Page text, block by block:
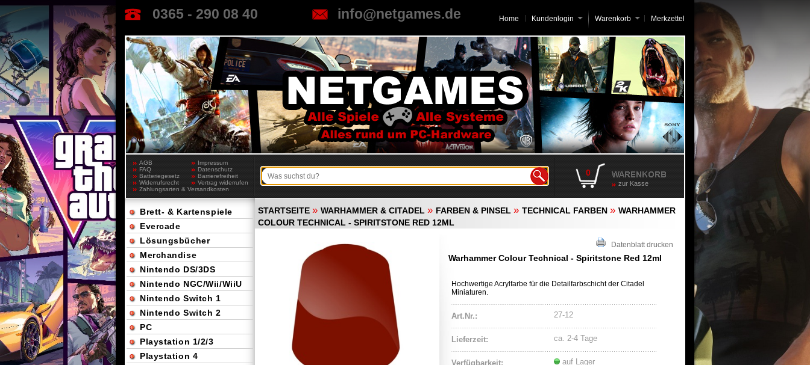
0365 - 290 08 40 info@netgames.de Home Kundenlogin Merkzettel
Warenkorb
AGB
Impressum
FAQ
Datenschutz
Batteriegesetz
Barrierefreiheit
Widerrufsrecht
Vertrag widerrufen
Zahlungsarten & Versandkosten
0
zur Kasse
STARTSEITE » WARHAMMER & CITADEL » FARBEN & PINSEL » TECHNICAL FARBEN » WARHAMMER
COLOUR TECHNICAL - SPIRITSTONE RED 12ML
Datenblatt drucken
Warhammer Colour Technical - Spiritstone Red 12ml
Hochwertige Acrylfarbe für die Detailfarbschicht der Citadel
Miniaturen.
Art.Nr.: 27-12
Lieferzeit: ca. 2-4 Tage
Verfügbarkeit: auf Lager
Brett- & Kartenspiele
Evercade
Lösungsbücher
Merchandise
Nintendo DS/3DS
Nintendo NGC/Wii/WiiU
Nintendo Switch 1
Nintendo Switch 2
PC
Playstation 1/2/3
Playstation 4